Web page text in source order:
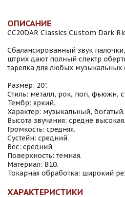
ОПИСАНИЕ
CC20DAR Classics Custom Dark
Сбалансированный звук
штрих дают полный спектр
тарелка для любых музыкальных
Размер: 20".
Стиль: металл, рок, поп, фьюжн,
Тембр: яркий.
Характер: музыкальный, богатый.
Высота звучания: средне высокая.
Громкость: средняя.
Сустейн: средний.
Вес: средний.
Поверхность: темная.
Материал: B10.
Токарная обработка: широкий
ХАРАКТЕРИСТИКИ